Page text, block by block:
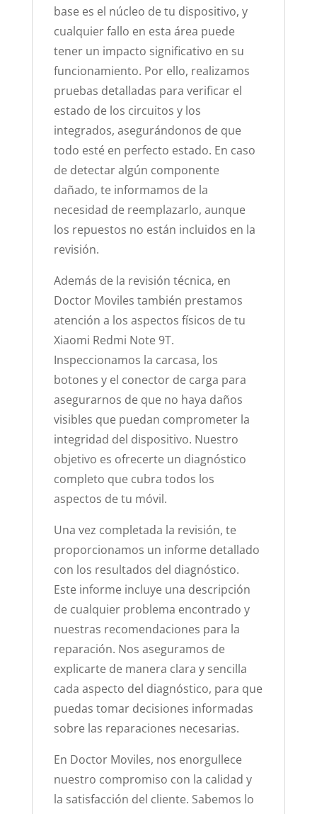
base es el núcleo de tu dispositivo, y
cualquier fallo en esta área puede
tener un impacto significativo en su
funcionamiento. Por ello, realizamos
pruebas detalladas para verificar el
estado de los circuitos y los
integrados, asegurándonos de que
todo esté en perfecto estado. En caso
de detectar algún componente
dañado, te informamos de la
necesidad de reemplazarlo, aunque
los repuestos no están incluidos en la
revisión.
Además de la revisión técnica, en
Doctor Moviles también prestamos
atención a los aspectos físicos de tu
Xiaomi Redmi Note 9T.
Inspeccionamos la carcasa, los
botones y el conector de carga para
asegurarnos de que no haya daños
visibles que puedan comprometer la
integridad del dispositivo. Nuestro
objetivo es ofrecerte un diagnóstico
completo que cubra todos los
aspectos de tu móvil.
Una vez completada la revisión, te
proporcionamos un informe detallado
con los resultados del diagnóstico.
Este informe incluye una descripción
de cualquier problema encontrado y
nuestras recomendaciones para la
reparación. Nos aseguramos de
explicarte de manera clara y sencilla
cada aspecto del diagnóstico, para que
puedas tomar decisiones informadas
sobre las reparaciones necesarias.
En Doctor Moviles, nos enorgullece
nuestro compromiso con la calidad y
la satisfacción del cliente. Sabemos lo